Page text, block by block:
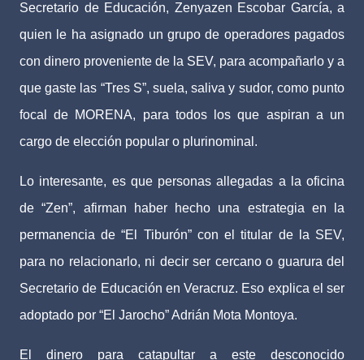
Secretario de Educación, Zenyazen Escobar García, a
quien le ha asignado un grupo de operadores pagados
con dinero proveniente de la SEV, para acompañarlo y a
que gaste las “Tres S”, suela, saliva y sudor, como punto
focal de MORENA, para todos los que aspiran a un
cargo de elección popular o plurinominal.
Lo interesante, es que personas allegadas a la oficina
de “Zen”, afirman haber hecho una estrategia en la
permanencia de “El Tiburón” con el titular de la SEV,
para no relacionarlo, ni decir ser cercano o guarura del
Secretario de Educación en Veracruz. Eso explica el ser
adoptado por “El Jarocho” Adrián Mota Montoya.
El dinero para catapultar a este desconocido